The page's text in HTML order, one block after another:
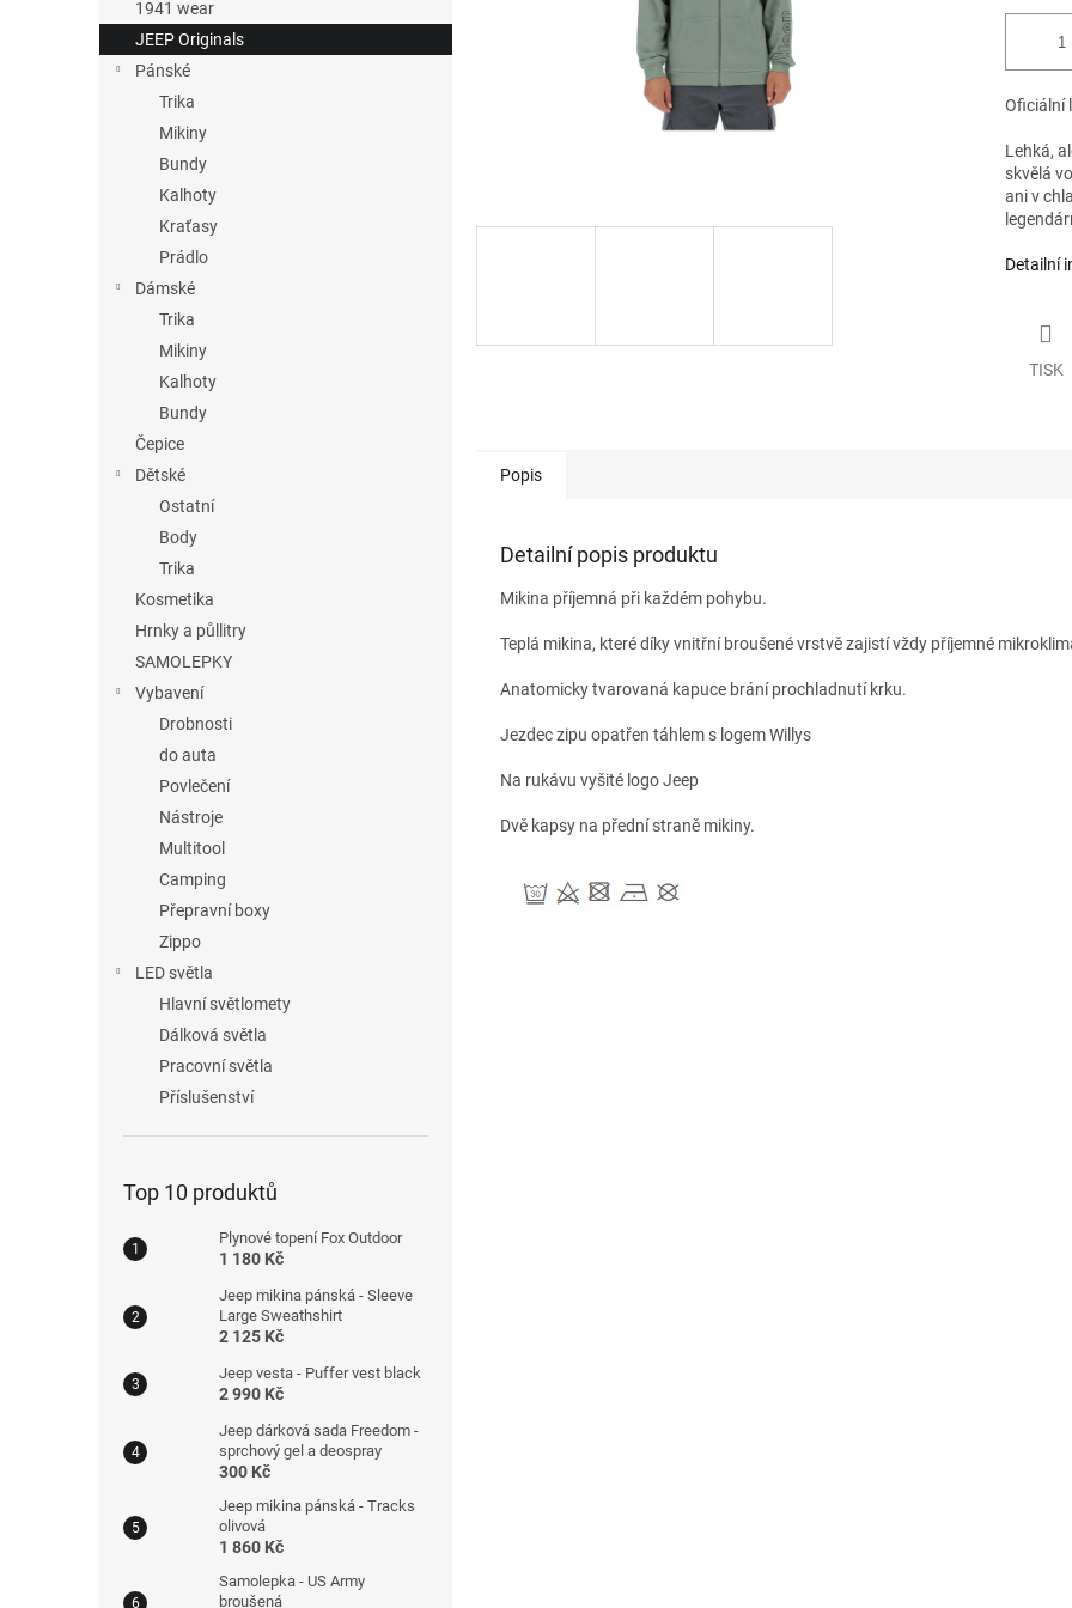
e
l
1941 wear
JEEP Originals
Pánské
Trika
Mikiny
Bundy
Kalhoty
Kraťasy
Prádlo
Dámské
Trika
Mikiny
Kalhoty
Bundy
Čepice
Dětské
Ostatní
Body
Trika
Kosmetika
Hrnky a půllitry
SAMOLEPKY
Vybavení
Drobnosti
do auta
Povlečení
Nástroje
Multitool
Camping
Přepravní boxy
Zippo
LED světla
Hlavní světlomety
Dálková světla
Pracovní světla
Příslušenství
Top 10 produktů
Plynové topení Fox Outdoor
1 180 Kč
Jeep mikina pánská - Sleeve
Large Sweathshirt
2 125 Kč
Jeep vesta - Puffer vest black
2 990 Kč
Jeep dárková sada Freedom -
sprchový gel a deospray
300 Kč
Jeep mikina pánská - Tracks
olivová
1 860 Kč
Samolepka - US Army
broušená
Oficiální
Lehká,
skvělá
ani v
Detailní
TISK
Popis
Detailní popis produktu
Mikina příjemná při každém pohybu.
Teplá mikina, které díky vnitřní broušené vrstvě zajistí vždy příjemné
Anatomicky tvarovaná kapuce brání prochladnutí krku.
Jezdec zipu opatřen táhlem s logem Willys
Na rukávu vyšité logo Jeep
Dvě kapsy na přední straně mikiny.